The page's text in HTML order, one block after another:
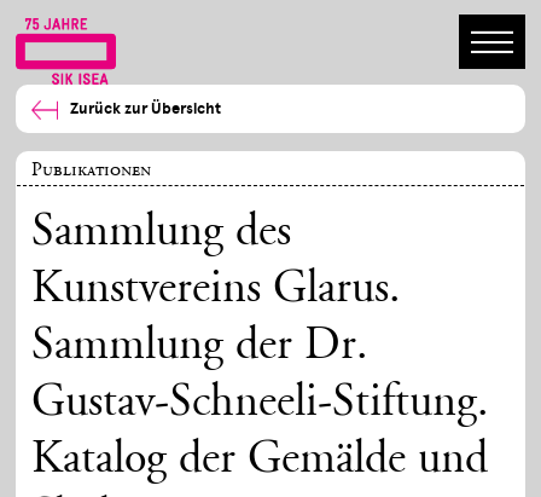
Zurück zur Übersicht
Publikationen
Sammlung des
Kunstvereins Glarus.
Sammlung der Dr.
Gustav-Schneeli-Stiftung.
Katalog der Gemälde und